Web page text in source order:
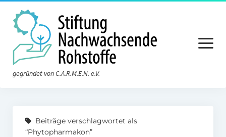
gegründet von C.A.R.M.E.N. e.V.
Menü
öffnen
Die Stiftung
Beiträge verschlagwortet als
“Phytopharmakon”